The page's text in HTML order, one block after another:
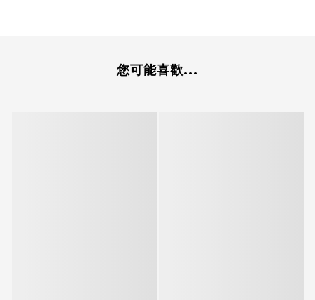
您可能喜歡...